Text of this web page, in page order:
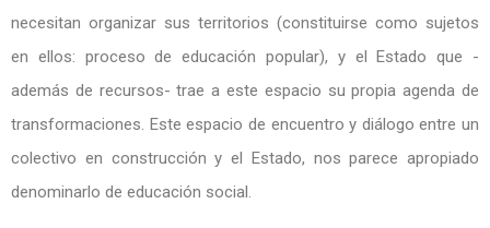
necesitan organizar sus territorios (constituirse como sujetos
en ellos: proceso de educación popular), y el Estado que -
además de recursos- trae a este espacio su propia agenda de
transformaciones. Este espacio de encuentro y diálogo entre un
colectivo en construcción y el Estado, nos parece apropiado
denominarlo de educación social.